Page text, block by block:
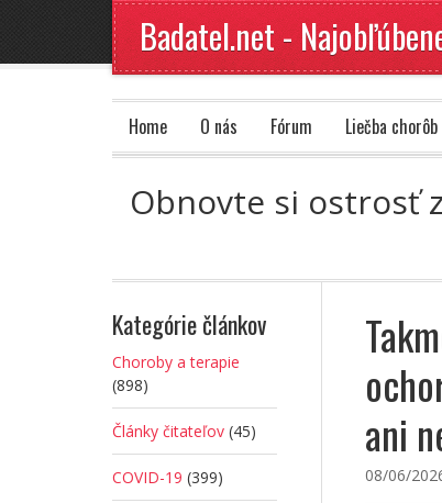
Badatel.net -
Home O nás Fórum Liečba chorôb
Obnovte si ostrosť
ani
08/06/
Kategórie článkov
Choroby a terapie
(898)
Články čitateľov (45)
COVID-19 (399)